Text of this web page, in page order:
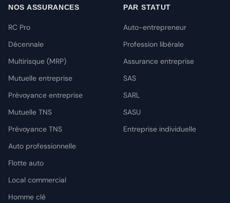
NOS ASSURANCES
RC Pro
Décennale
Multirisque (MRP)
Mutuelle entreprise
Prévoyance entreprise
Mutuelle TNS
Prévoyance TNS
Auto professionnelle
Flotte auto
Local commercial
Homme clé
PAR STATUT
Auto-entrepreneur
Profession libérale
Assurance entreprise
SAS
SARL
SASU
Entreprise individuelle